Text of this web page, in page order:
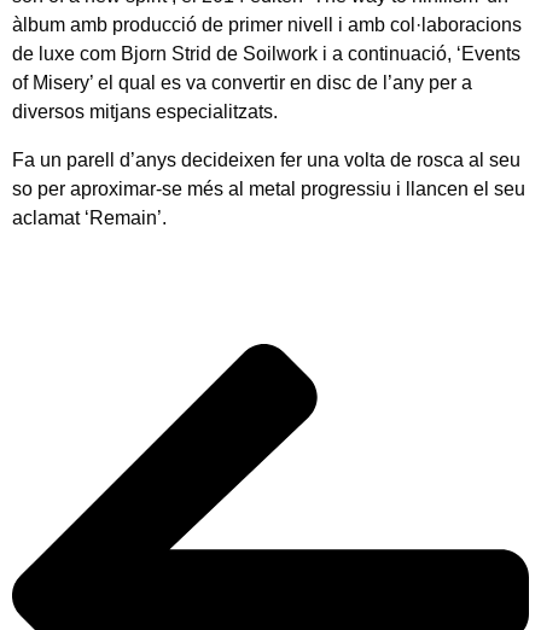
àlbum amb producció de primer nivell i amb col·laboracions
de luxe com Bjorn Strid de Soilwork i a continuació, ‘Events
of Misery’ el qual es va convertir en disc de l’any per a
diversos mitjans especialitzats.
Fa un parell d’anys decideixen fer una volta de rosca al seu
so per aproximar-se més al metal progressiu i llancen el seu
aclamat ‘Remain’.